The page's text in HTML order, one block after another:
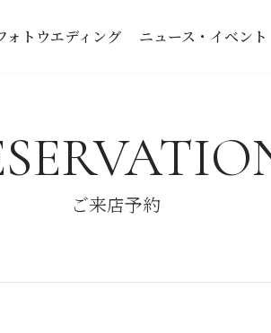
ォトウエディング ニュース・イベント
ご来店予約